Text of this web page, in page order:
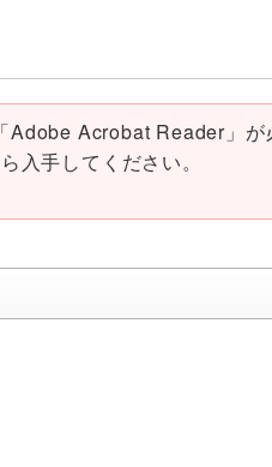
Acrobat Reader」が
手してください。